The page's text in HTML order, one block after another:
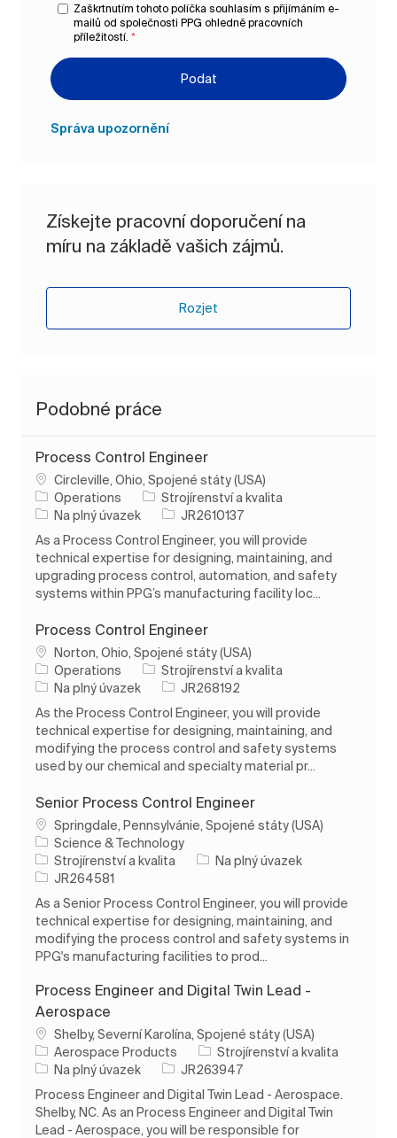
Zaškrtnutím tohoto políčka souhlasím s přijímáním e-
mailů od společnosti PPG ohledně pracovních
příležitostí. *
Podat
Správa upozornění
Získejte pracovní doporučení na
míru na základě vašich zájmů.
Rozjet
Podobné práce
Process Control Engineer
Umístění
Circleville, Ohio, Spojené státy (USA)
Operations
Kategorie
Strojírenství a kvalita
Typ úlohy
Na plný úvazek ID úlohy
JR2610137
As a Process Control Engineer, you will provide
technical expertise for designing, maintaining, and
upgrading process control, automation, and safety
systems within PPG’s manufacturing facility loc...
Process Control Engineer
Umístění
Norton, Ohio, Spojené státy (USA)
Operations
Kategorie
Strojírenství a kvalita
Typ úlohy
Na plný úvazek ID úlohy
JR268192
As the Process Control Engineer, you will provide
technical expertise for designing, maintaining, and
modifying the process control and safety systems
used by our chemical and specialty material pr...
Senior Process Control Engineer
Umístění
Springdale, Pennsylvánie, Spojené státy (USA)
Science & Technology
Kategorie
Strojírenství a kvalita Typ úlohy
Na plný úvazek
ID úlohy
JR264581
As a Senior Process Control Engineer, you will provide
technical expertise for designing, maintaining, and
modifying the process control and safety systems in
PPG's manufacturing facilities to prod...
Process Engineer and Digital Twin Lead -
Aerospace
Umístění
Shelby, Severní Karolína, Spojené státy (USA)
Aerospace Products
Kategorie
Strojírenství a kvalita
Typ úlohy
Na plný úvazek ID úlohy
JR263947
Process Engineer and Digital Twin Lead - Aerospace.
Shelby, NC. As an Process Engineer and Digital Twin
Lead - Aerospace, you will be responsible for